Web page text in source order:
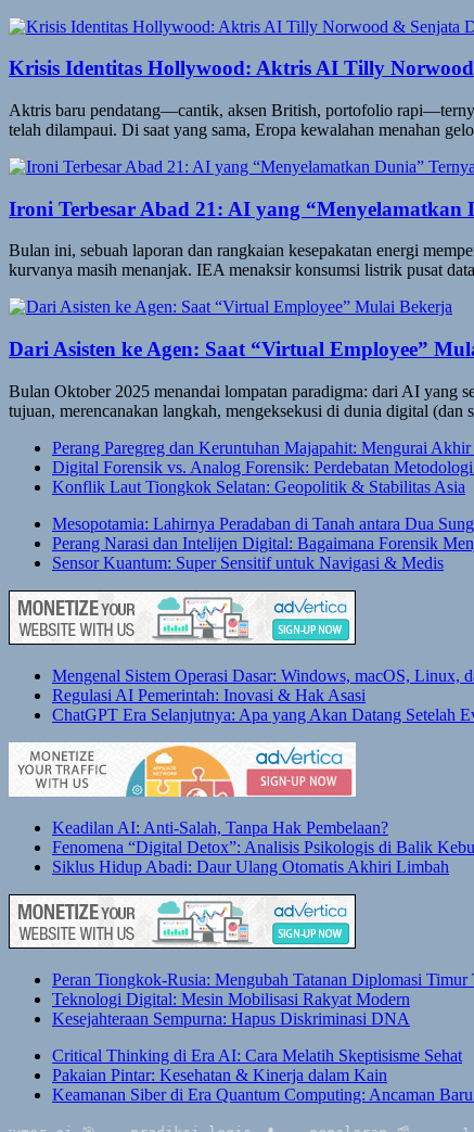
Krisis Identitas Hollywood: Aktris AI Tilly Norwood
Aktris baru pendatang—cantik, aksen British, portofolio
telah dilampaui. Di saat yang sama, Eropa kewalahan menahan
Ironi Terbesar Abad 21: AI yang “Menyelamatkan
Bulan ini, sebuah laporan dan rangkaian kesepakatan energi
kurvanya masih menanjak. IEA menaksir konsumsi listrik pusat
Dari Asisten ke Agen: Saat “Virtual Employee”
Bulan Oktober 2025 menandai lompatan paradigma: dari AI yang
tujuan, merencanakan langkah, mengeksekusi di dunia digital
Perang Paregreg dan Keruntuhan Majapahit: Mengurai Akhir
Digital Forensik vs. Analog Forensik: Perdebatan
Konflik Laut Tiongkok Selatan: Geopolitik & Stabilitas Asia
Mesopotamia: Lahirnya Peradaban di Tanah antara Dua
Perang Narasi dan Intelijen Digital: Bagaimana Forensik
Sensor Kuantum: Super Sensitif untuk Navigasi & Medis
Mengenal Sistem Operasi Dasar: Windows, macOS, Linux,
Regulasi AI Pemerintah: Inovasi & Hak Asasi
ChatGPT Era Selanjutnya: Apa yang Akan Datang Setelah
Keadilan AI: Anti-Salah, Tanpa Hak Pembelaan?
Fenomena “Digital Detox”: Analisis Psikologis di Balik
Siklus Hidup Abadi: Daur Ulang Otomatis Akhiri Limbah
Peran Tiongkok-Rusia: Mengubah Tatanan Diplomasi Timur
Teknologi Digital: Mesin Mobilisasi Rakyat Modern
Kesejahteraan Sempurna: Hapus Diskriminasi DNA
Critical Thinking di Era AI: Cara Melatih Skeptisisme Sehat
Pakaian Pintar: Kesehatan & Kinerja dalam Kain
Keamanan Siber di Era Quantum Computing: Ancaman